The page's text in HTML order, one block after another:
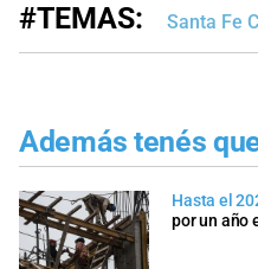
#TEMAS: Santa Fe
Además tenés
Hasta el
por un año